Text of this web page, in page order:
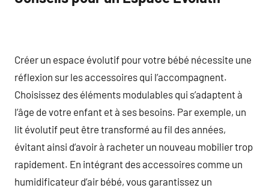
Créer un espace évolutif pour votre bébé nécessite une
réflexion sur les accessoires qui l’accompagnent.
Choisissez des éléments modulables qui s’adaptent à
l’âge de votre enfant et à ses besoins. Par exemple, un
lit évolutif peut être transformé au fil des années,
évitant ainsi d’avoir à racheter un nouveau mobilier trop
rapidement. En intégrant des accessoires comme un
humidificateur d’air bébé, vous garantissez un